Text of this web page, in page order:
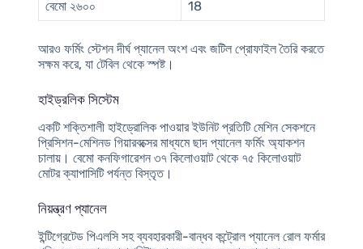
বেমো ২৬০০ 18
আরও ফর্মিং স্টেশন দীর্ঘ প্যানেল অংশ এবং জটিল প্রোফাইল তৈরি করতে
সক্ষম করে, যা টেবিল থেকে স্পষ্ট।
হাইড্রলিক সিস্টেম
একটি শক্তিশালী হাইড্রোলিক পাওয়ার ইউনিট প্রতিটি মেশিন সেকশনে
প্রিসিশন-মেশিনড গিয়ারবক্সের মাধ্যমে ছাদ প্যানেল ফর্মিং অ্যাকশন
চালায়। বেমো কনফিগারেশন ৩৭ কিলোওয়াট থেকে ৭৫ কিলোওয়াট
মোটর ক্যাপাসিটি পর্যন্ত বিস্তৃত।
নিয়ন্ত্রণ প্যানেল
ইন্টিগ্রেটেড পিএলসি সহ ব্যবহারকারী-বান্ধব কন্ট্রোল প্যানেল রোল ফর্মার